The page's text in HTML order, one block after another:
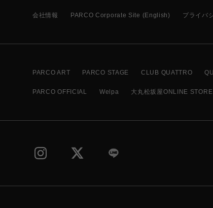
会社情報 PARCO Corporate Site (English) プライバ
PARCO ART PARCO STAGE CLUB QUATTRO
PARCO OFFICIAL Welpa 大丸松坂屋ONLINE STORE